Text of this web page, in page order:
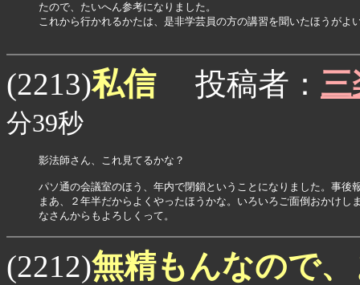
たので、たいへん参考になりました。
これから行かれるかたは、是非学芸員の方の講習を聞いたほうがよ
(2213)私信 投稿者： 三
分39秒
影法師さん、これ見てるかな？
パソ通の会議室のほう、年内で閉鎖ということになりました。事後
まあ、２年半だからよくやったほうかな。いろいろご面倒おかけし
なさんからもよろしくって。
(2212)無精もんなので